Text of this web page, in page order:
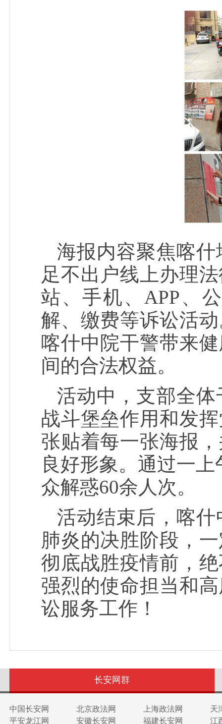
海报内容聚焦喀
足不出户线上办理
站、手机、APP、
解、缴费等诉讼活
喀什中院干警带来
间的合法权益。
活动中，支部全
战斗堡垒作用和发
张贴着每一张海报
良好形象。通过一
众解惑60余人次。
活动结束后，喀
肺炎的决胜阶段，
彻底战胜疫情前，
强烈的使命担当和
讼服务工作！
长安网群
中国长安网 北京政法网 上海政法网
天
平安龙江网
安徽长安网 福建长安网 江